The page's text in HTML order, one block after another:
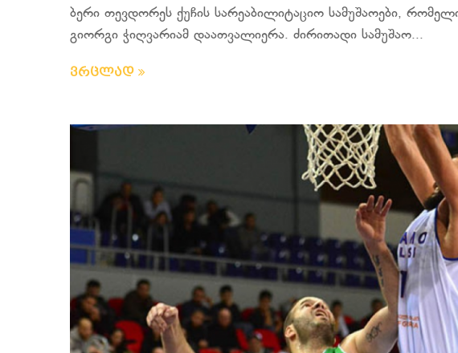
ბერი თევდორეს ქუჩის სარეაბილიტაციო სამუშაოები,
გიორგი ჭიღვარიამ დაათვალიერა. ძირითადი სამუშაო...
ვრცლად